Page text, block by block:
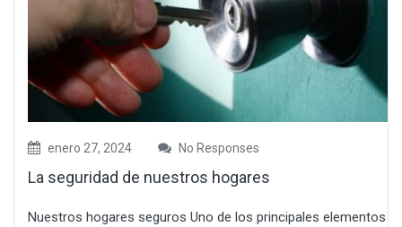
enero 27, 2024 No Responses
La seguridad de nuestros hogares
Nuestros hogares seguros Uno de los principales elementos